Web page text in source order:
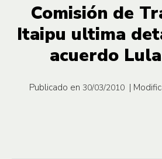
Comisión de
Itaipu ultima
acuerdo
Publicado en 30/03/2010 |